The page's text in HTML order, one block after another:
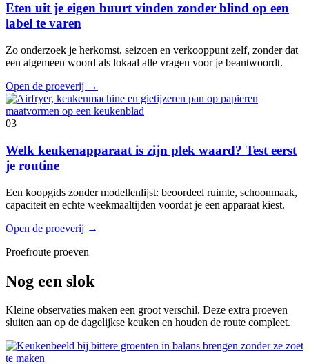
Eten uit je eigen buurt vinden zonder blind op een
label te varen
Zo onderzoek je herkomst, seizoen en verkooppunt zelf, zonder dat
een algemeen woord als lokaal alle vragen voor je beantwoordt.
Open de proeverij →
03
Welk keukenapparaat is zijn plek waard? Test eerst
je routine
Een koopgids zonder modellenlijst: beoordeel ruimte, schoonmaak,
capaciteit en echte weekmaaltijden voordat je een apparaat kiest.
Open de proeverij →
Proefroute proeven
Nog een slok
Kleine observaties maken een groot verschil. Deze extra proeven
sluiten aan op de dagelijkse keuken en houden de route compleet.